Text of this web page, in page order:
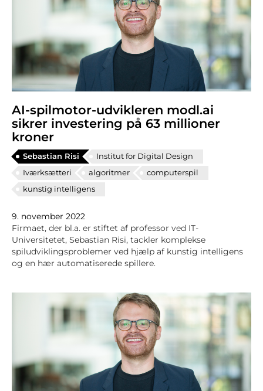
AI-spilmotor-udvikleren modl.ai
sikrer investering på 63 millioner
kroner
Sebastian Risi
Institut for Digital Design
Iværksætteri
algoritmer
computerspil
kunstig intelligens
9. november 2022
Firmaet, der bl.a. er stiftet af professor ved IT-
Universitetet, Sebastian Risi, tackler komplekse
spiludviklingsproblemer ved hjælp af kunstig intelligens
og en hær automatiserede spillere.